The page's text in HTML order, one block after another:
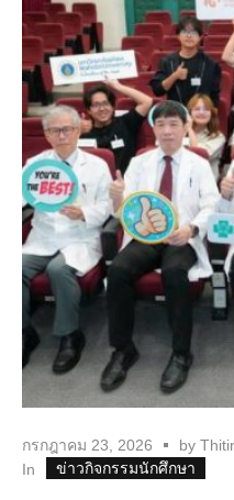
กรกฎาคม 23, 2026 by
In
ข่าวกิจกรรมนักศึกษา